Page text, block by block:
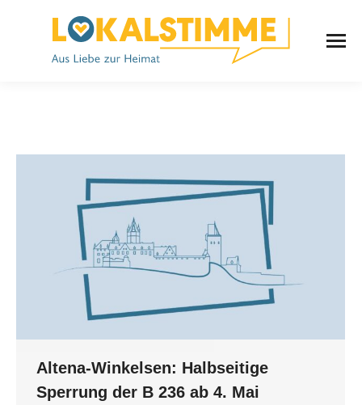
Altena-Winkelsen: Halbseitige
Sperrung der B 236 ab 4. Mai